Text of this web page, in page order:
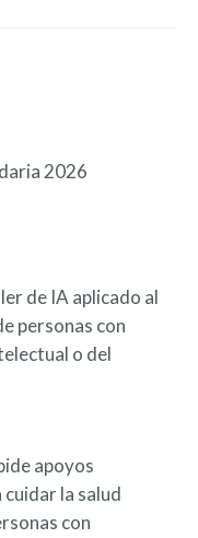
2026
de IA aplicado al
personas con
o del
apoyos
la salud
con